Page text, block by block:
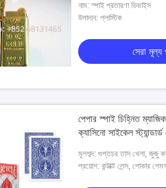
নাম: স্পাই প্রতারণা ডিভাইস
উপাদান: প্লাস্টিক
সেরা মূল্য
পেপার স্পাই চিহ্নিত
ক্যাসিনো সাইকেল স্ট্যান্ডার্ড
মূলশব্দ: গুপ্তচর তাস খেলা, জুজু
প্রয়োগ: কন্টাক্ট লেন্স,